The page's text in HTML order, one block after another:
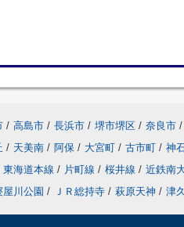
/ 高島市 / 長浜市 / 堺市堺区 / 奈良市 /
/ 天美南 / 阿保 / 大宮町 / 古市町 / 神
東海道本線 / 片町線 / 桜井線 / 近鉄南
屋川公園 / ＪＲ総持寺 / 萩原天神 / 津